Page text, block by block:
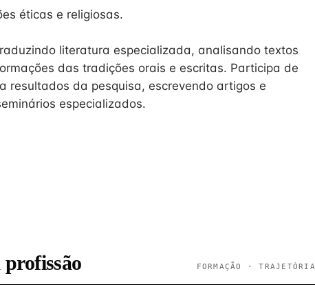
éticas e religiosas.
literatura especializada, analisando textos
das tradições orais e escritas. Participa de
resultados da pesquisa, escrevendo artigos e
especializados.
FORMAÇÃO · TRAJETÓRIA